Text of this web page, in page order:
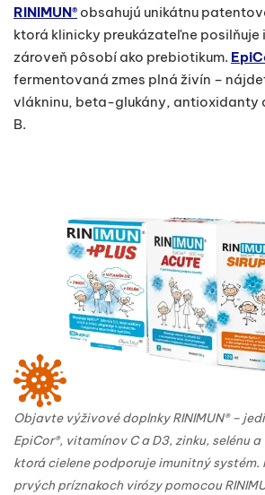
RINIMUN® obsahujú unikátnu
ktorá klinicky preukázateľne posilňuje
zároveň pôsobí ako prebiotikum.
fermentovaná zmes plná živín –
vlákninu, beta-glukány, antioxidanty
B.
Objavte výživové doplnky RINIMUN® –
EpiCor®, vitamínov C a D3, zinku, selénu
ktorá cielene podporuje imunitný systém.
prvých príznakoch virózy pomocou